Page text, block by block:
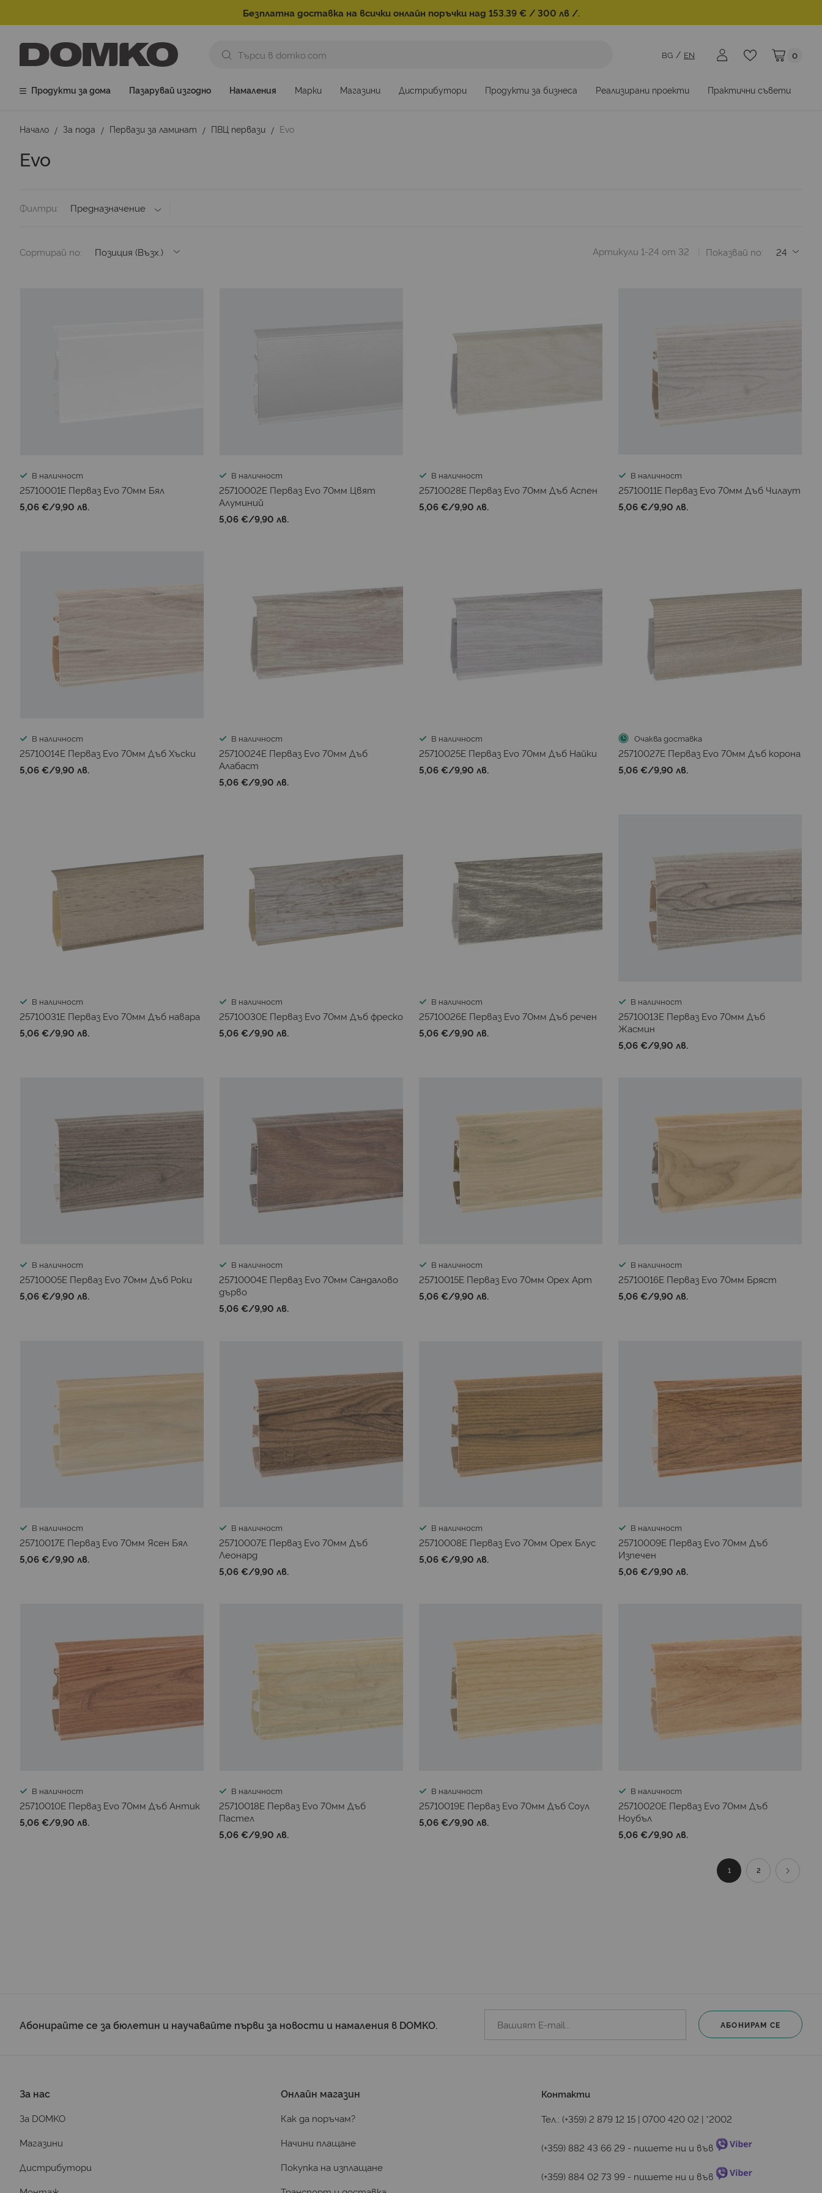
Безплатна доставка на всички онлайн поръчки над 153.39 € / 300 лв /.
Моята
0
BG EN
Продукти за дома Пазарувай изгодно Намаления Марки Магазини Дистрибутори Продукти за бизнеса Реализирани проекти Практични съвети
Начало За пода Первази за ламинат ПВЦ первази Evo
Evo
Филтри Предназначение
Сортирай по Показвай по
Артикули 1-24 от 32
В наличност
25710001E Перваз Evo 70мм Бял
5,06 €/9,90 лв.
В наличност
25710002E Перваз Evo 70мм Цвят
Алуминий
5,06 €/9,90 лв.
В наличност
25710028E Перваз Evo 70мм Дъб Аспен
5,06 €/9,90 лв.
В наличност
25710011E Перваз Evo 70мм Дъб Чилаут
5,06 €/9,90 лв.
В наличност
25710014E Перваз Evo 70мм Дъб Хъски
5,06 €/9,90 лв.
В наличност
25710024E Перваз Evo 70мм Дъб
Алабаст
5,06 €/9,90 лв.
В наличност
25710025E Перваз Evo 70мм Дъб Найки
5,06 €/9,90 лв.
Очаква доставка
25710027E Перваз Evo 70мм Дъб корона
5,06 €/9,90 лв.
В наличност
25710031E Перваз Evo 70мм Дъб навара
5,06 €/9,90 лв.
В наличност
25710030E Перваз Evo 70мм Дъб фреско
5,06 €/9,90 лв.
В наличност
25710026E Перваз Evo 70мм Дъб речен
5,06 €/9,90 лв.
В наличност
25710013E Перваз Evo 70мм Дъб
Жасмин
5,06 €/9,90 лв.
В наличност
25710005E Перваз Evo 70мм Дъб Роки
5,06 €/9,90 лв.
В наличност
25710004E Перваз Evo 70мм Сандалово
дърво
5,06 €/9,90 лв.
В наличност
25710015E Перваз Evo 70мм Орех Арт
5,06 €/9,90 лв.
В наличност
25710016E Перваз Evo 70мм Бряст
5,06 €/9,90 лв.
В наличност
25710017E Перваз Evo 70мм Ясен Бял
5,06 €/9,90 лв.
В наличност
25710007E Перваз Evo 70мм Дъб
Леонард
5,06 €/9,90 лв.
В наличност
25710008E Перваз Evo 70мм Орех Блус
5,06 €/9,90 лв.
В наличност
25710009E Перваз Evo 70мм Дъб
Изпечен
5,06 €/9,90 лв.
В наличност
25710010E Перваз Evo 70мм Дъб Антик
5,06 €/9,90 лв.
В наличност
25710018E Перваз Evo 70мм Дъб
Пастел
5,06 €/9,90 лв.
В наличност
25710019E Перваз Evo 70мм Дъб Соул
5,06 €/9,90 лв.
В наличност
25710020E Перваз Evo 70мм Дъб
Ноубъл
5,06 €/9,90 лв.
Страница
В момента четете
1 Страница
2 Страница
Продължи
Абонирайте се за бюлетин и научавайте първи за новости и намаления в DOMKO. АБОНИРАМ СЕ
За нас
За DOMKO
Магазини
Дистрибутори
Онлайн магазин
Как да поръчам?
Начини плащане
Покупка на изплащане
Контакти
Тел.:(+359) 2 879 12 15 |0700 420 02 | *2002
(+359) 882 43 66 29 - пишете ни и във
(+359) 884 02 73 99 - пишете ни и във